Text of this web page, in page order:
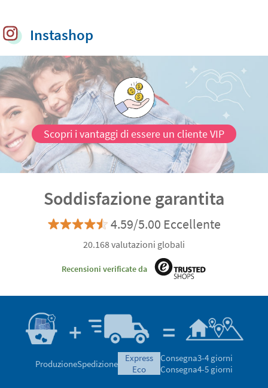
Instashop
Scopri i vantaggi di essere un cliente VIP
Soddisfazione garantita
4.59/5.00 Eccellente
20.168 valutazioni globali
Recensioni verificate da
ProduzioneSpedizione
express
eco
Consegna3-4 giorni
Consegna4-5 giorni